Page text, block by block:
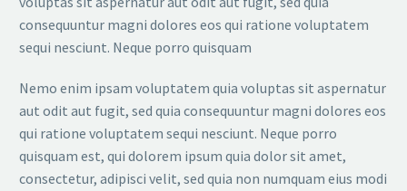
consequuntur magni dolores eos qui ratione voluptatem
sequi nesciunt. Neque porro quisquam
Nemo enim ipsam voluptatem quia voluptas sit aspernatur
aut odit aut fugit, sed quia consequuntur magni dolores eos
qui ratione voluptatem sequi nesciunt. Neque porro
quisquam est, qui dolorem ipsum quia dolor sit amet,
consectetur, adipisci velit, sed quia non numquam eius modi